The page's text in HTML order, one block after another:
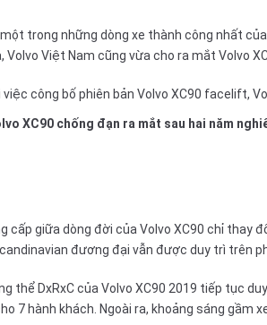
một trong những dòng xe thành công nhất của
Volvo Việt Nam cũng vừa cho ra mắt Volvo
công bố phiên bản Volvo XC90 facelift,
XC90 chống đạn ra mắt sau hai năm
cấp giữa dòng đời của Volvo XC90 chỉ thay
đương đại vẫn được duy trì trên
thể DxRxC của Volvo XC90 2019 tiếp tục
7 hành khách. Ngoài ra, khoảng sáng gầm